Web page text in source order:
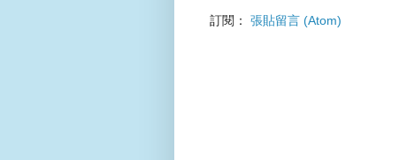
訂閱： 張貼留言 (Atom)